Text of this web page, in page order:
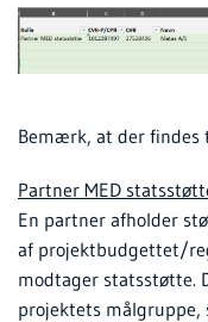
Bemærk, at der findes
Partner MED
En partner afholder
af projektbudgettet/
modtager statsstøtte.
projektets